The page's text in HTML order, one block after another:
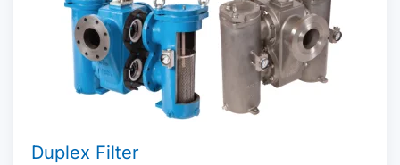
Duplex Filter
Desired quote(Required)